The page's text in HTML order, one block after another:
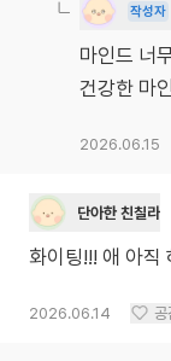
작성자
마인드 너
건강한 마
2026.06.15
단아한 친칠라
화이팅!!! 애 아직
2026.06.14